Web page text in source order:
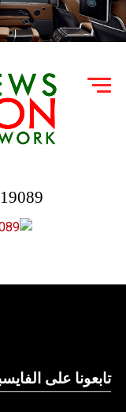
تابعونا على